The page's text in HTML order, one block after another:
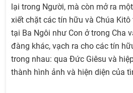
lại trong Người, mà còn mở ra
xiết chặt các tín hữu và Chúa
tại Ba Ngôi như Con ở trong Cha
đàng khác, vạch ra cho các tín
trong nhau: qua Đức Giêsu và
thành hình ảnh và hiện diện của